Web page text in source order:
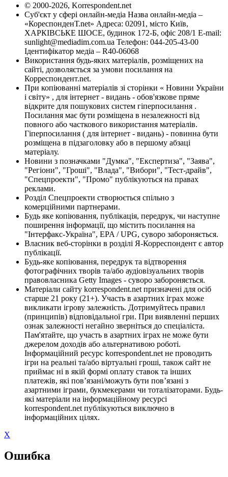
© 2000-2026, Korrespondent.net
Суб'єкт у сфері онлайн-медіа Назва онлайн-медіа –
«КореспонденТ.net» Адреса: 02091, місто Київ,
ХАРКІВСЬКЕ ШОСЕ, будинок 172-Б, офіс 208/1 E-mail:
sunlight@mediadim.com.ua Телефон: 044-205-43-00
Ідентифікатор медіа – R40-06068
Використання будь-яких матеріалів, розміщених на
сайті, дозволяється за умови посилання на
Корреспондент.net.
При копіюванні матеріалів зі сторінки « Новини України
і світу» , для інтернет - видань - обов'язкове пряме
відкрите для пошукових систем гіперпосилання .
Посилання має бути розміщена в незалежності від
повного або часткового використання матеріалів.
Гіперпосилання ( для інтернет - видань) - повинна бути
розміщена в підзаголовку або в першому абзаці
матеріалу.
Новини з позначками "Думка", "Експертиза", "Заява",
"Регіони", "Гроші", "Влада", "Вибори", "Тест-драйв",
"Спецпроекти", "Промо" публікуються на правах
реклами.
Розділ Спецпроекти створюється спільно з
комерційними партнерами.
Будь яке копіювання, публікація, передрук, чи наступне
поширення інформації, що містить посилання на
"Інтерфакс-Україна", EPA / UPG, суворо забороняється.
Власник веб-сторінки в розділі Я-Корреспондент є автор
публікації.
Будь-яке копіювання, передрук та відтворення
фотографічних творів та/або аудіовізуальних творів
правовласника Getty Images - суворо забороняється.
Матеріали сайту korrespondent.net призначені для осіб
старше 21 року (21+). Участь в азартних іграх може
викликати ігрову залежність. Дотримуйтесь правил
(принципів) відповідальної гри. При виявленні перших
ознак залежності негайно зверніться до спеціаліста.
Пам'ятайте, що участь в азартних іграх не може бути
джерелом доходів або альтернативою роботі.
Інформаційний ресурс korrespondent.net не проводить
ігри на реальні та/або віртуальні гроші, також сайт не
приймає ні в якій формі оплату ставок та інших
платежів, які пов’язані/можуть бути пов’язані з
азартними іграми, букмекерами чи тоталізаторами. Будь-
які матеріали на інформаційному ресурсі
korrespondent.net публікуються виключно в
інформаційних цілях.
X
Ошибка